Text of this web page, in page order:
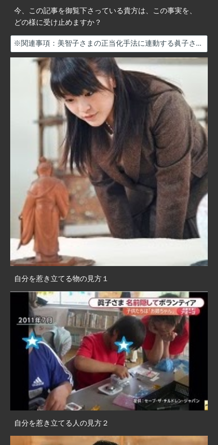
今、この記事を御覧下さっている貴方は、この事実を、
どの様に受け止めますか？
※関連事項：美智子さまの正当化手法に連動する眞子さまの交友関係及び芸能人を利用する印象操作術
自分を惹き立てる物の見方１
自分を惹き立てる人の見方２